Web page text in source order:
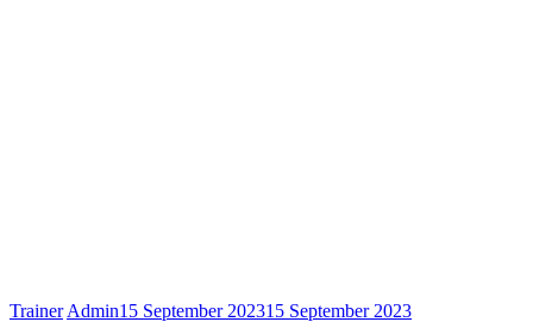
Trainer Admin15 September 202315 September 2023